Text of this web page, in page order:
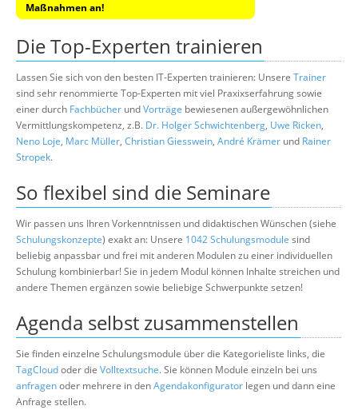
Maßnahmen an!
Die Top-Experten trainieren
Lassen Sie sich von den besten IT-Experten trainieren: Unsere Trainer
sind sehr renommierte Top-Experten mit viel Praxixserfahrung sowie
einer durch Fachbücher undVorträge bewiesenen außergewöhnlichen
Vermittlungskompetenz, z.B. Dr. Holger Schwichtenberg, Uwe Ricken,
Neno Loje, Marc Müller, Christian Giesswein, André Krämer und Rainer
Stropek.
So flexibel sind die Seminare
Wir passen uns Ihren Vorkenntnissen und didaktischen Wünschen (siehe
Schulungskonzepte) exakt an: Unsere 1042 Schulungsmodule sind
beliebig anpassbar und frei mit anderen Modulen zu einer individuellen
Schulung kombinierbar! Sie in jedem Modul können Inhalte streichen und
andere Themen ergänzen sowie beliebige Schwerpunkte setzen!
Agenda selbst zusammenstellen
Sie finden einzelne Schulungsmodule über die Kategorieliste links, die
TagCloudoder die Volltextsuche. Sie können Module einzeln bei uns
anfragenoder mehrere in denAgendakonfigurator legen und dann eine
Anfrage stellen.